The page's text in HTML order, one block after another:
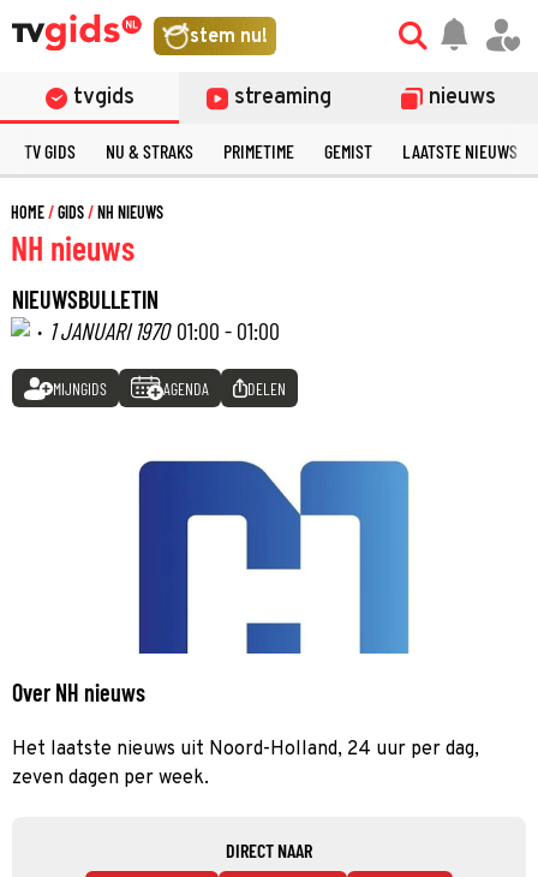
stem nu!
tvgids streaming nieuws
TV GIDS NU & STRAKS PRIMETIME GEMIST LAATSTE NIEUWS
HOME GIDS NH NIEUWS
NH nieuws
NIEUWSBULLETIN
· 1 JANUARI 1970 01:00 - 01:00
MIJNGIDS AGENDA DELEN
Over NH nieuws
Het laatste nieuws uit Noord-Holland, 24 uur per dag,
zeven dagen per week.
DIRECT NAAR